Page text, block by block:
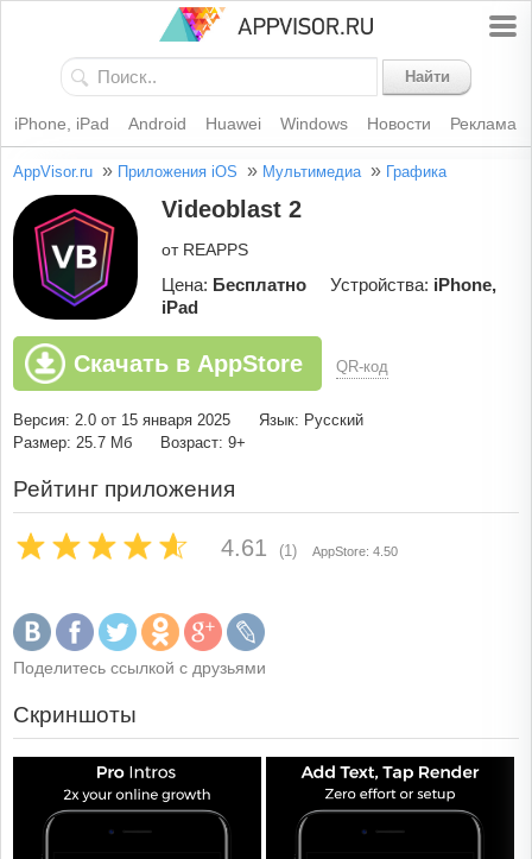
Найти
iPhone, iPad Android Huawei Windows Новости Реклама
AppVisor.ru » Приложения iOS » Мультимедиа » Графика
Videoblast 2
от REAPPS
Цена: Бесплатно Устройства: iPhone,
iPad
Скачать в AppStore QR-код
Версия: 2.0 от 15 января 2025
Язык: Русский
Размер: 25.7 Мб
Возраст: 9+
Рейтинг приложения
4.61 (1) AppStore: 4.50
Поделитесь ссылкой с друзьями
Скриншоты